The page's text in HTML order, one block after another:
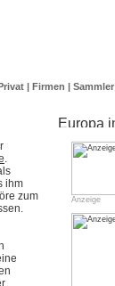
| Firmen | Sammler
.
ihm
zum
Anzeige